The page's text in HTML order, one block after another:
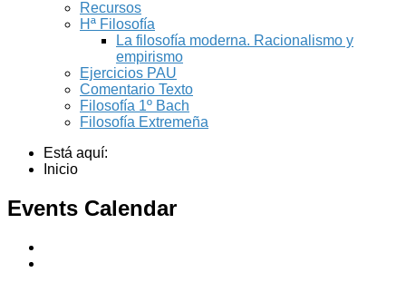
Recursos
Hª Filosofía
La filosofía moderna. Racionalismo y
empirismo
Ejercicios PAU
Comentario Texto
Filosofía 1º Bach
Filosofía Extremeña
Está aquí:
Inicio
Events Calendar